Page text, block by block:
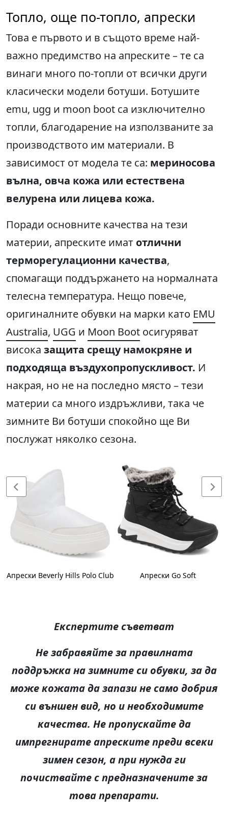
Топло, още по-топло, апрески
Това е първото и в същото време най-
важно предимство на апреските – те са
винаги много по-топли от всички други
класически модели ботуши. Ботушите
emu, ugg и moon boot са изключително
топли, благодарение на използваните за
производството им материали. В
зависимост от модела те са: мериносова
вълна, овча кожа или естествена
велурена или лицева кожа.
Поради основните качества на тези
материи, апреските имат отлични
терморегулационни качества,
спомагащи поддържането на нормалната
телесна температура. Нещо повече,
оригиналните обувки на марки като EMU
Australia, UGG и Moon Boot осигуряват
висока защита срещу намокряне и
подходяща въздухопропускливост. И
накрая, но не на последно място – тези
материи са много издръжливи, така че
зимните Ви ботуши спокойно ще Ви
послужат няколко сезона.
Апрески Beverly Hills Polo Club Апрески Go Soft
Експертите съветват
Не забравяйте за правилната
поддръжка на зимните си обувки, за да
може кожата да запази не само добрия
си външен вид, но и необходимите
качества. Не пропускайте да
импрегнирате апреските преди всеки
зимен сезон, а при нужда ги
почиствайте с предназначените за
това препарати.